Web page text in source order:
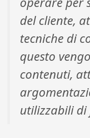
del cliente,
tecniche di
questo
contenuti,
utilizzabili di